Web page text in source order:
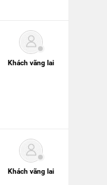
Khách vãng lai
Khách vãng lai